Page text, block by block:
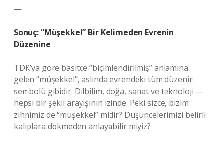
—
Sonuç: “Müşekkel” Bir Kelimeden Evrenin
Düzenine
TDK’ya göre basitçe “biçimlendirilmiş” anlamına
gelen “müşekkel”, aslında evrendeki tüm düzenin
sembolü gibidir. Dilbilim, doğa, sanat ve teknoloji —
hepsi bir şekil arayışının izinde. Peki sizce, bizim
zihnimiz de “müşekkel” midir? Düşüncelerimizi belirli
kalıplara dökmeden anlayabilir miyiz?